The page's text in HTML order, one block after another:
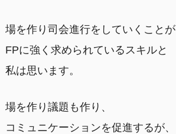
場を作り司会進行をしていくことが
FPに強く求められているスキルと
私は思います。
場を作り議題も作り、
コミュニケーションを促進するが、